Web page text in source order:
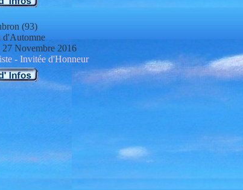
(93)
d'Automne
27 Novembre 2016
- Invitée d'Honneur